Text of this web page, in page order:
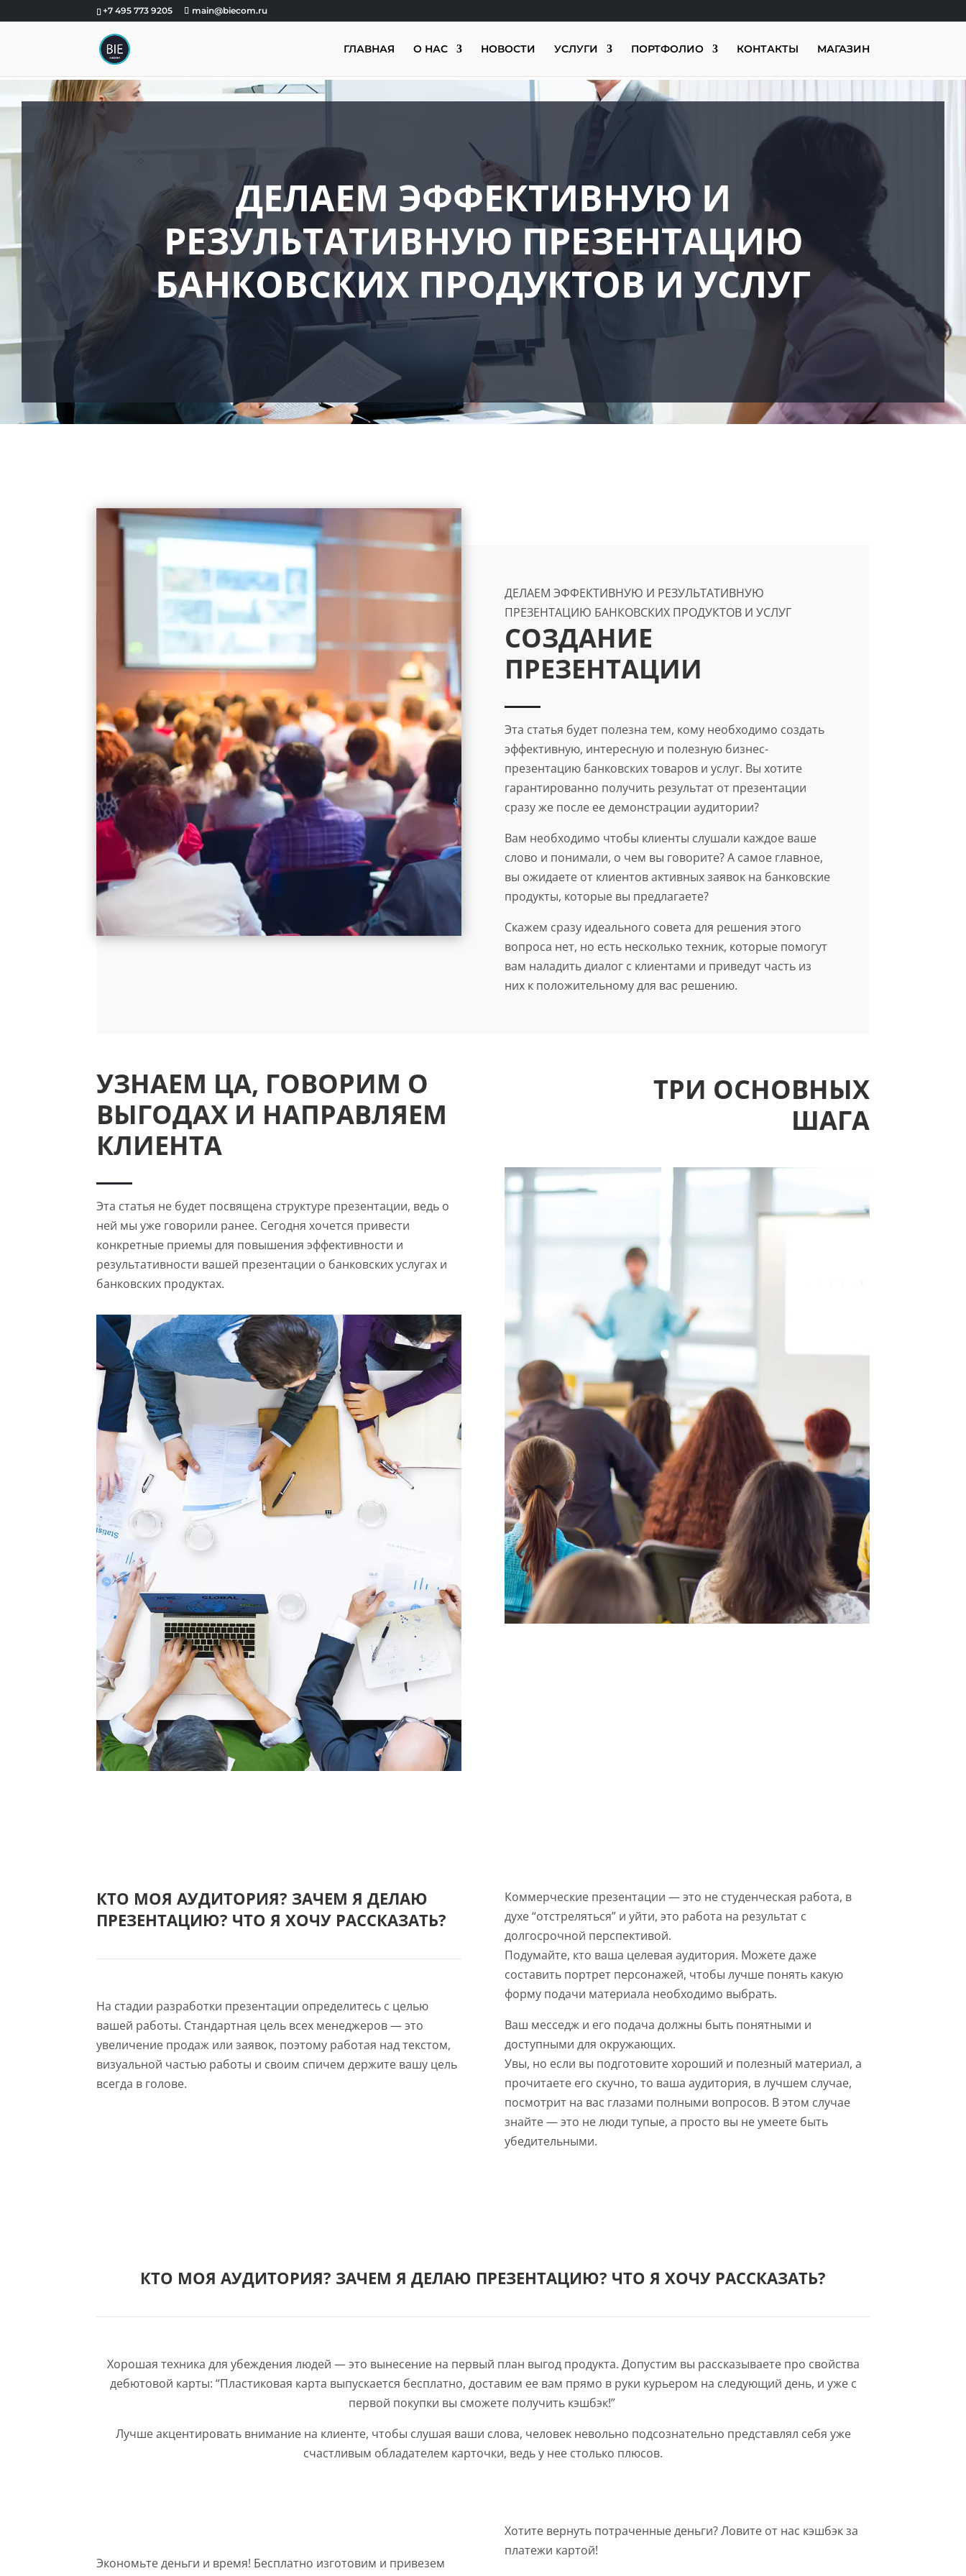
+7 495 773 9205 main@biecom.ru
ГЛАВНАЯ О НАС НОВОСТИ УСЛУГИ ПОРТФОЛИО КОНТАКТЫ МАГАЗИН
ДЕЛАЕМ ЭФФЕКТИВНУЮ И
РЕЗУЛЬТАТИВНУЮ ПРЕЗЕНТАЦИЮ
БАНКОВСКИХ ПРОДУКТОВ И УСЛУГ
ДЕЛАЕМ ЭФФЕКТИВНУЮ И РЕЗУЛЬТАТИВНУЮ
ПРЕЗЕНТАЦИЮ БАНКОВСКИХ ПРОДУКТОВ И УСЛУГ
СОЗДАНИЕ
ПРЕЗЕНТАЦИИ
Эта статья будет полезна тем, кому необходимо создать
эффективную, интересную и полезную бизнес-
презентацию банковских товаров и услуг. Вы хотите
гарантированно получить результат от презентации
сразу же после ее демонстрации аудитории?
Вам необходимо чтобы клиенты слушали каждое ваше
слово и понимали, о чем вы говорите? А самое главное,
вы ожидаете от клиентов активных заявок на банковские
продукты, которые вы предлагаете?
Скажем сразу идеального совета для решения этого
вопроса нет, но есть несколько техник, которые помогут
вам наладить диалог с клиентами и приведут часть из
них к положительному для вас решению.
УЗНАЕМ ЦА, ГОВОРИМ О
ВЫГОДАХ И НАПРАВЛЯЕМ
КЛИЕНТА
Эта статья не будет посвящена структуре презентации, ведь о
ней мы уже говорили ранее. Сегодня хочется привести
конкретные приемы для повышения эффективности и
результативности вашей презентации о банковских услугах и
банковских продуктах.
ТРИ ОСНОВНЫХ
ШАГА
КТО МОЯ АУДИТОРИЯ? ЗАЧЕМ Я ДЕЛАЮ
ПРЕЗЕНТАЦИЮ? ЧТО Я ХОЧУ РАССКАЗАТЬ?
На стадии разработки презентации определитесь с целью
вашей работы. Стандартная цель всех менеджеров — это
увеличение продаж или заявок, поэтому работая над текстом,
визуальной частью работы и своим спичем держите вашу цель
всегда в голове.
Коммерческие презентации — это не студенческая работа, в
духе “отстреляться” и уйти, это работа на результат с
долгосрочной перспективой.
Подумайте, кто ваша целевая аудитория. Можете даже
составить портрет персонажей, чтобы лучше понять какую
форму подачи материала необходимо выбрать.
Ваш месседж и его подача должны быть понятными и
доступными для окружающих.
Увы, но если вы подготовите хороший и полезный материал, а
прочитаете его скучно, то ваша аудитория, в лучшем случае,
посмотрит на вас глазами полными вопросов. В этом случае
знайте — это не люди тупые, а просто вы не умеете быть
убедительными.
КТО МОЯ АУДИТОРИЯ? ЗАЧЕМ Я ДЕЛАЮ ПРЕЗЕНТАЦИЮ? ЧТО Я ХОЧУ РАССКАЗАТЬ?
Хорошая техника для убеждения людей — это вынесение на первый план выгод продукта. Допустим вы рассказываете про свойства
дебютовой карты: “Пластиковая карта выпускается бесплатно, доставим ее вам прямо в руки курьером на следующий день, и уже с
первой покупки вы сможете получить кэшбэк!”
Лучше акцентировать внимание на клиенте, чтобы слушая ваши слова, человек невольно подсознательно представлял себя уже
счастливым обладателем карточки, ведь у нее столько плюсов.
Экономьте деньги и время! Бесплатно изготовим и привезем
Хотите вернуть потраченные деньги? Ловите от нас кэшбэк за
платежи картой!